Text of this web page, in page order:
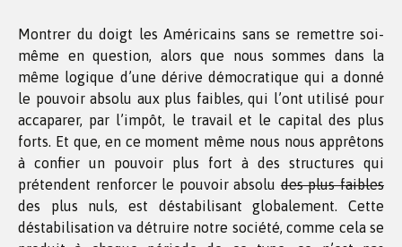
Montrer du doigt les Américains sans se remettre soi-
même en question, alors que nous sommes dans la
même logique d’une dérive démocratique qui a donné
le pouvoir absolu aux plus faibles, qui l’ont utilisé pour
accaparer, par l’impôt, le travail et le capital des plus
forts. Et que, en ce moment même nous nous apprêtons
à confier un pouvoir plus fort à des structures qui
prétendent renforcer le pouvoir absoludes plus faibles
des plus nuls, est déstabilisant globalement. Cette
déstabilisation va détruire notre société, comme cela se